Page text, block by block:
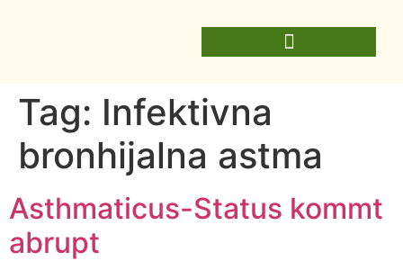
Tag: Infektivna
bronhijalna astma
Asthmaticus-Status kommt
abrupt